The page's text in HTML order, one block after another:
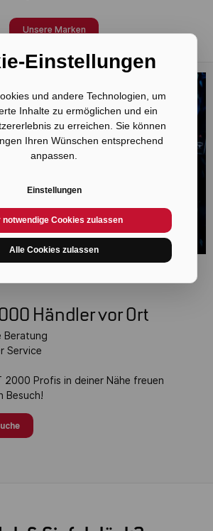
Einstellungen
und andere Technologien, um
Inhalte zu ermöglichen und ein
zu erreichen. Sie können
Ihren Wünschen entsprechend
anpassen.
Einstellungen
notwendige Cookies zulassen
Alle Cookies zulassen
Unsere Marken
Händler vor Ort
Beratung
Service
2000 Profis in deiner Nähe freuen
Besuch!